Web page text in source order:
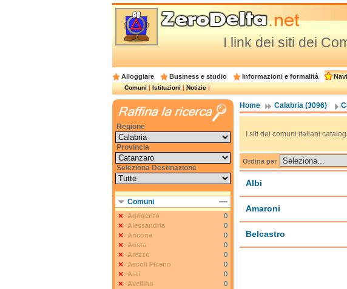
I link dei siti dei
Alloggiare Business e studio Informazioni e formalità
Comuni|Istituzioni|Notizie|
Home Calabria (3096)
I siti dei comuni italiani
Ordina per
Albi
Amaroni
Belcastro
Regione
Provincia
Seleziona Destinazione
Comuni
Agrigento
0
Alessandria
0
Ancona
0
Aosta
0
Arezzo
0
Ascoli Piceno
0
Asti
0
Avellino
0